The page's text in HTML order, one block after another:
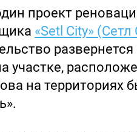
проект
«Setl City»
участке,
на территориях